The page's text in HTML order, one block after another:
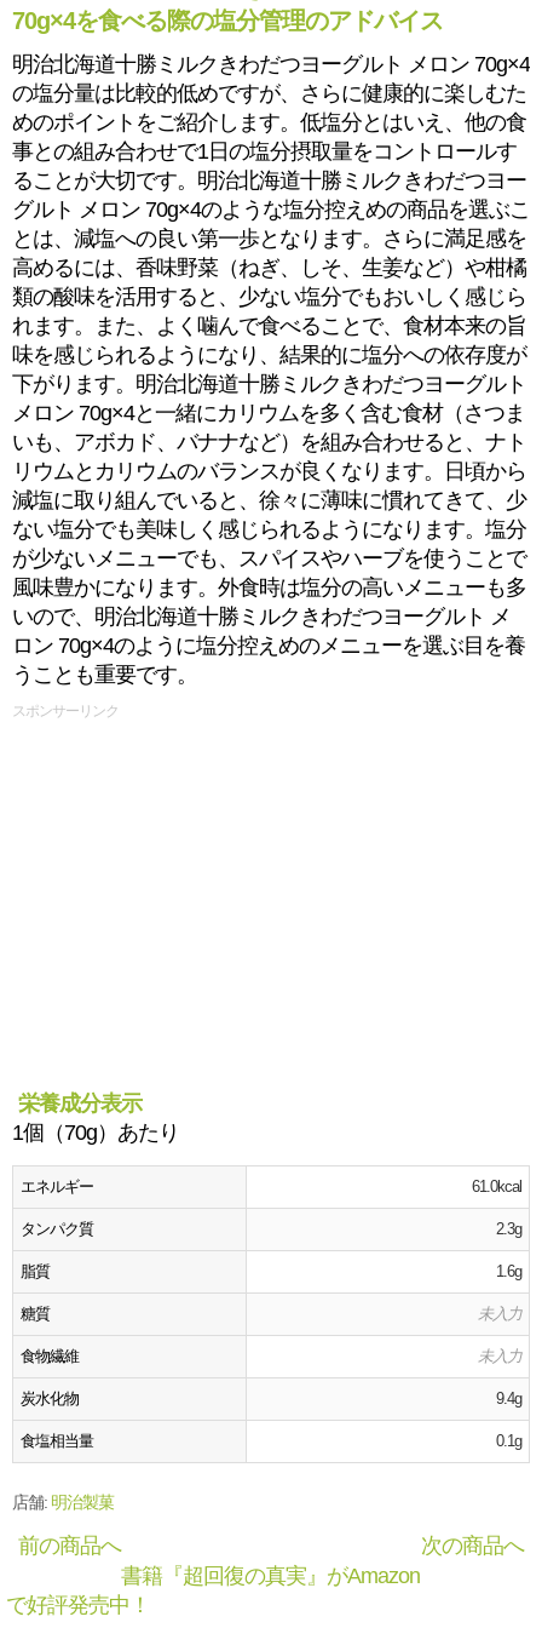
70g×4を食べる際の塩分管理のアドバイス
明治北海道十勝ミルクきわだつヨーグルト メロン 70g×4
の塩分量は比較的低めですが、さらに健康的に楽しむた
めのポイントをご紹介します。低塩分とはいえ、他の食
事との組み合わせで1日の塩分摂取量をコントロールす
ることが大切です。明治北海道十勝ミルクきわだつヨー
グルト メロン 70g×4のような塩分控えめの商品を選ぶこ
とは、減塩への良い第一歩となります。さらに満足感を
高めるには、香味野菜（ねぎ、しそ、生姜など）や柑橘
類の酸味を活用すると、少ない塩分でもおいしく感じら
れます。また、よく噛んで食べることで、食材本来の旨
味を感じられるようになり、結果的に塩分への依存度が
下がります。明治北海道十勝ミルクきわだつヨーグルト
メロン 70g×4と一緒にカリウムを多く含む食材（さつま
いも、アボカド、バナナなど）を組み合わせると、ナト
リウムとカリウムのバランスが良くなります。日頃から
減塩に取り組んでいると、徐々に薄味に慣れてきて、少
ない塩分でも美味しく感じられるようになります。塩分
が少ないメニューでも、スパイスやハーブを使うことで
風味豊かになります。外食時は塩分の高いメニューも多
いので、明治北海道十勝ミルクきわだつヨーグルト メ
ロン 70g×4のように塩分控えめのメニューを選ぶ目を養
うことも重要です。
スポンサーリンク
栄養成分表示
1個（70g）あたり
エネルギー 61.0kcal
タンパク質 2.3g
脂質 1.6g
糖質 未入力
食物繊維 未入力
炭水化物 9.4g
食塩相当量 0.1g
店舗: 明治製菓
前の商品へ
次の商品へ
書籍『超回復の真実』がAmazon
で好評発売中！